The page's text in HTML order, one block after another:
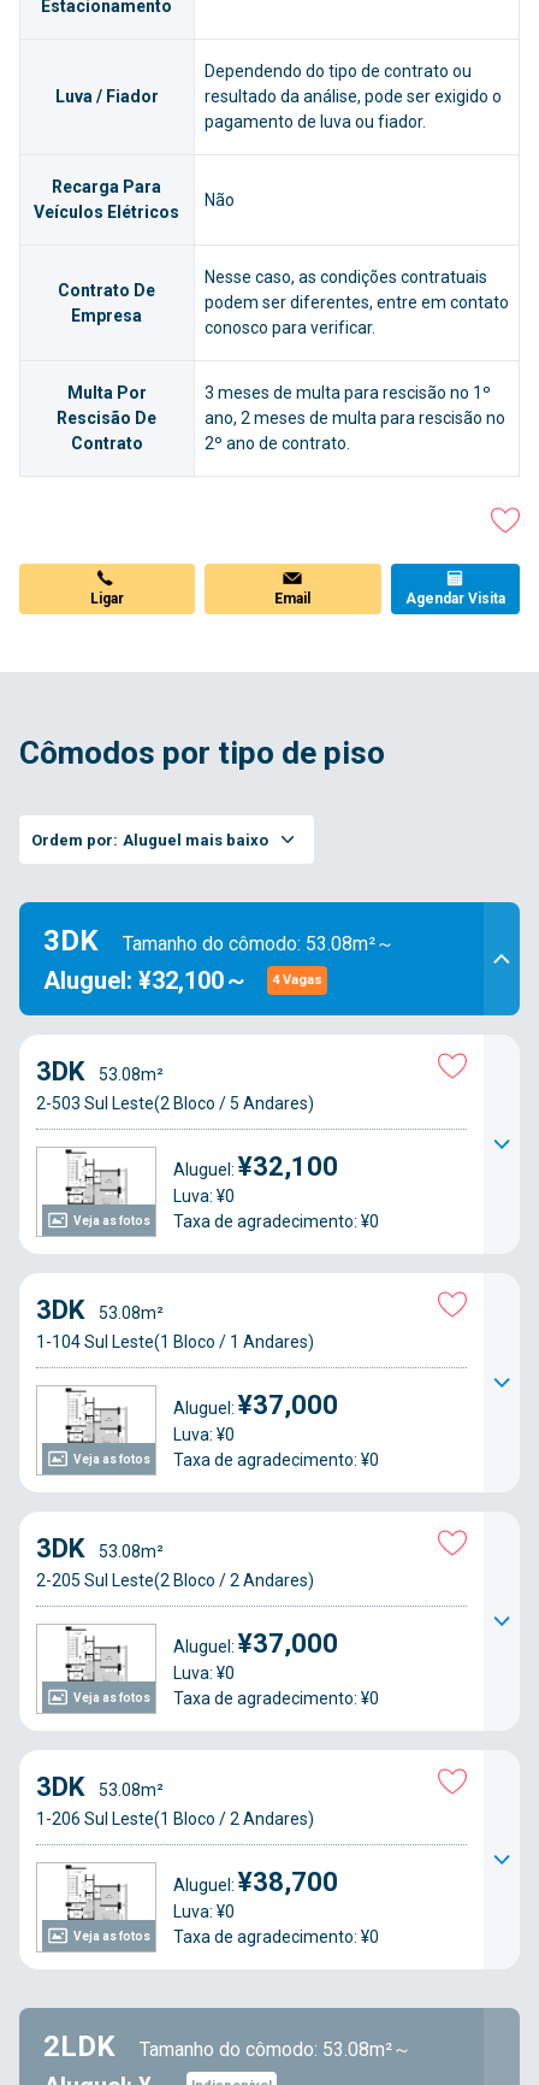
Estacionamento
Luva / Fiador
Dependendo do tipo de contrato ou
resultado da análise, pode ser exigido o
pagamento de luva ou fiador.
Recarga Para
Veículos Elétricos
Não
Contrato De
Empresa
Nesse caso, as condições contratuais
podem ser diferentes, entre em contato
conosco para verificar.
Multa Por
Rescisão De
Contrato
3 meses de multa para rescisão no 1º
ano, 2 meses de multa para rescisão no
2º ano de contrato.
Ligar Email Agendar Visita
Cômodos por tipo de piso
Ordem por: Aluguel mais baixo
3DK Tamanho do cômodo: 53.08m²～
Aluguel: ¥32,100～ 4 Vagas
Veja as fotos
3DK
53.08m²
2-503 Sul Leste(2 Bloco / 5 Andares)
Aluguel: ¥32,100
Luva: ¥0
Taxa de agradecimento: ¥0
Veja as fotos
3DK
53.08m²
1-104 Sul Leste(1 Bloco / 1 Andares)
Aluguel: ¥37,000
Luva: ¥0
Taxa de agradecimento: ¥0
Veja as fotos
3DK
53.08m²
2-205 Sul Leste(2 Bloco / 2 Andares)
Aluguel: ¥37,000
Luva: ¥0
Taxa de agradecimento: ¥0
Veja as fotos
3DK
53.08m²
1-206 Sul Leste(1 Bloco / 2 Andares)
Aluguel: ¥38,700
Luva: ¥0
Taxa de agradecimento: ¥0
2LDK Tamanho do cômodo: 53.08m²～